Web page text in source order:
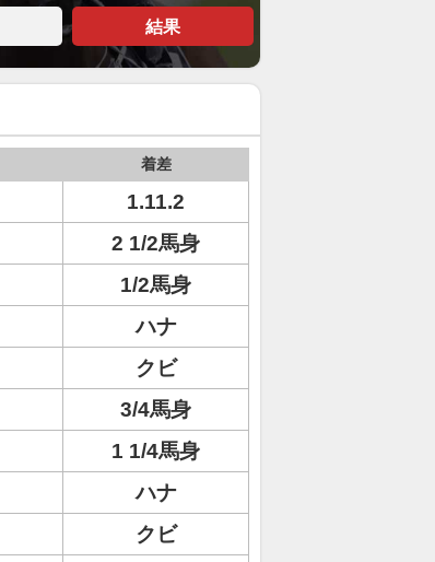
結果
着差
1.11.2
2 1/2馬身
1/2馬身
ハナ
クビ
3/4馬身
1 1/4馬身
ハナ
クビ